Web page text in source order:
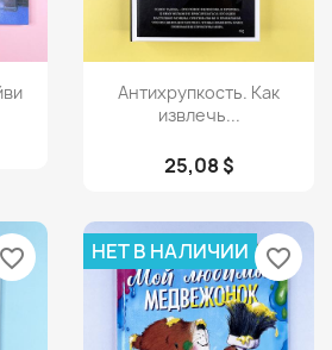
Просмотр
Антихрупкость. Как
извлечь...
25,08 $
favorite_border НЕТ В НАЛИЧИИ favorite_border